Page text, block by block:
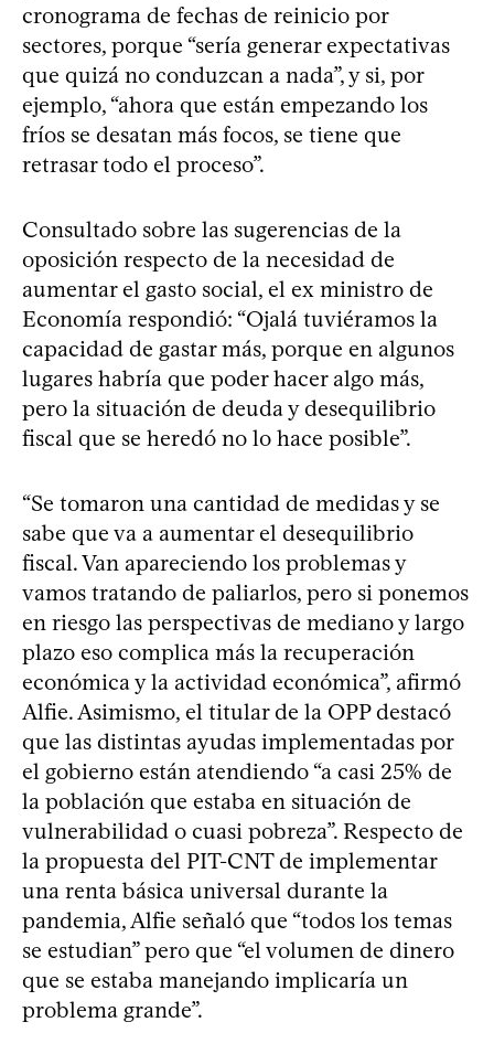
cronograma de fechas de reinicio por
sectores, porque “sería generar expectativas
que quizá no conduzcan a nada”, y si, por
ejemplo, “ahora que están empezando los
fríos se desatan más focos, se tiene que
retrasar todo el proceso”.
Consultado sobre las sugerencias de la
oposición respecto de la necesidad de
aumentar el gasto social, el ex ministro de
Economía respondió: “Ojalá tuviéramos la
capacidad de gastar más, porque en algunos
lugares habría que poder hacer algo más,
pero la situación de deuda y desequilibrio
fiscal que se heredó no lo hace posible”.
“Se tomaron una cantidad de medidas y se
sabe que va a aumentar el desequilibrio
fiscal. Van apareciendo los problemas y
vamos tratando de paliarlos, pero si ponemos
en riesgo las perspectivas de mediano y largo
plazo eso complica más la recuperación
económica y la actividad económica”, afirmó
Alfie. Asimismo, el titular de la OPP destacó
que las distintas ayudas implementadas por
el gobierno están atendiendo “a casi 25% de
la población que estaba en situación de
vulnerabilidad o cuasi pobreza”. Respecto de
la propuesta del PIT-CNT de implementar
una renta básica universal durante la
pandemia, Alfie señaló que “todos los temas
se estudian” pero que “el volumen de dinero
que se estaba manejando implicaría un
problema grande”.